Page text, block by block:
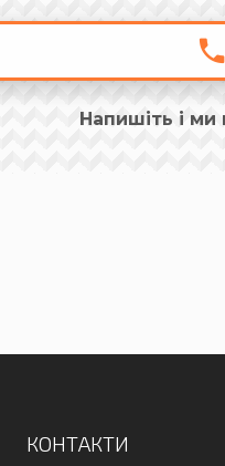
Напишіть і
КОНТАКТИ